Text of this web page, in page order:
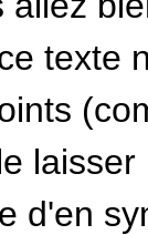
texte
laisser
d'en